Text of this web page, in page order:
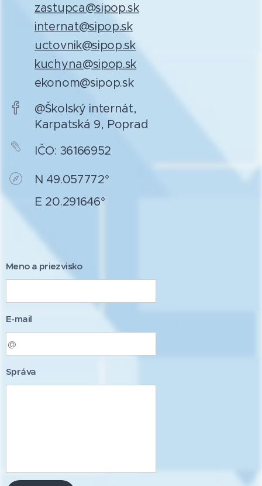
zastupca@sipop.sk
internat@sipop.sk
uctovnik@sipop.sk
kuchyna@sipop.sk
ekonom@sipop.sk
@Školský internát,
Karpatská 9, Poprad
IČO: 36166952
N 49.057772°
E 20.291646°
Meno a priezvisko
E-mail
Správa